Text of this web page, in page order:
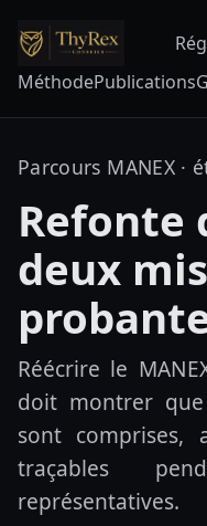
MéthodePublications
Parcours MANEX ·
Refonte
deux
Réécrire le
doit montrer
sont comprises,
traçables
représentatives.